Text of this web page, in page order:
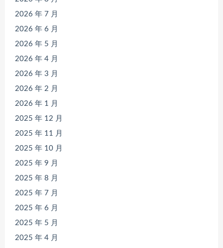
2026 年 7 月
2026 年 6 月
2026 年 5 月
2026 年 4 月
2026 年 3 月
2026 年 2 月
2026 年 1 月
2025 年 12 月
2025 年 11 月
2025 年 10 月
2025 年 9 月
2025 年 8 月
2025 年 7 月
2025 年 6 月
2025 年 5 月
2025 年 4 月